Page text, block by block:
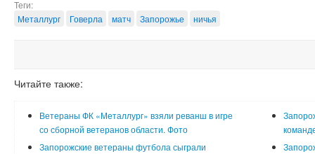
Теги:
Металлург
Говерла матч Запорожье ничья
Читайте также:
Ветераны ФК «Металлург» взяли реванш в игре
со сборной ветеранов области. Фото
Запорожские ветераны футбола сыграли